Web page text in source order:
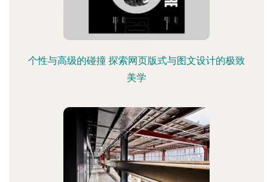
个性与高级的碰撞 探索网页版式与图文设计的极致
美学